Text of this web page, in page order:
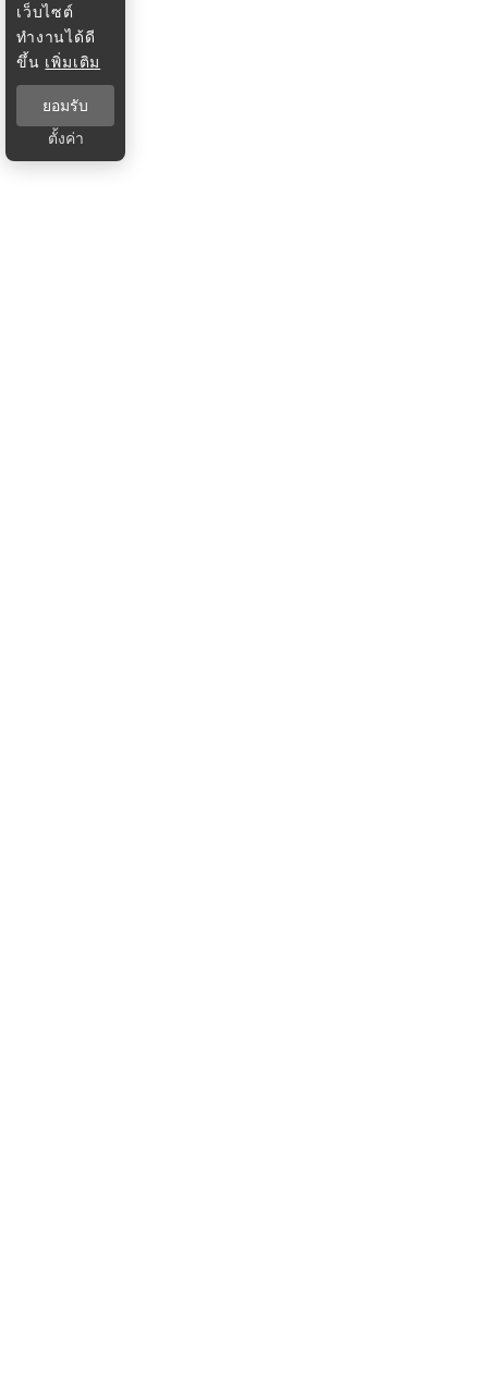
เว็บไซต์
ทำงานได้ดี
ขึ้น เพิ่มเติม
ยอมรับ
ตั้งค่า